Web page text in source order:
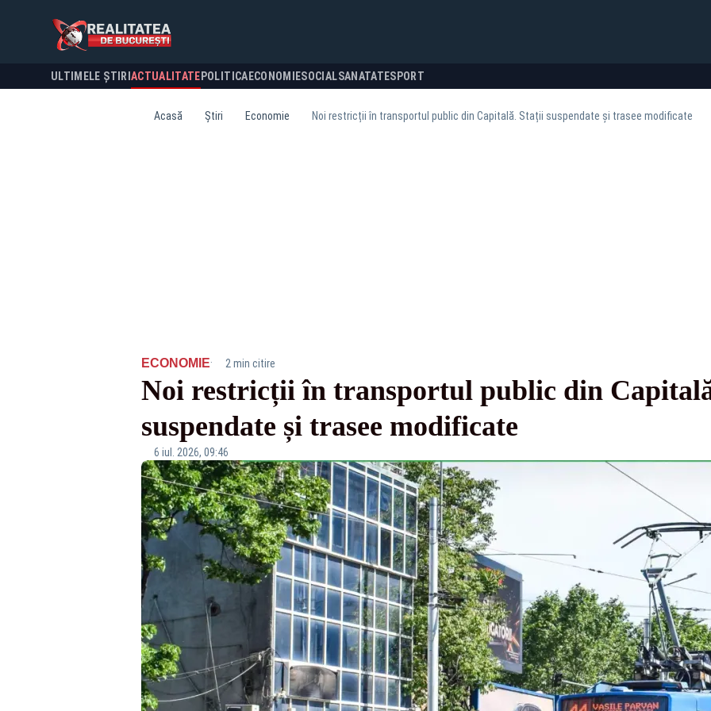
ULTIMELE ȘTIRI ACTUALITATE POLITICA ECONOMIESOCIALSANATATESPORT
Acasă Știri Economie Noi restricții în transportul public din Capitală. Stații suspendate și trasee modificate
ECONOMIE· 2 min citire
Noi restricții în transportul public din
suspendate și trasee modificate
6 iul. 2026, 09:46